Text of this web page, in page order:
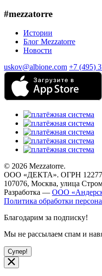
#mezzatorre
Истории
Блог Mezzatorre
Новости
uskov@albione.com +7 (495)
© 2026 Mezzatorre.
ООО «ДЕКТА». ОГРН
107076, Москва, улица
Разработка — ООО
Политика обработки
Благодарим за подписку!
Мы не рассылаем спам и
Супер!